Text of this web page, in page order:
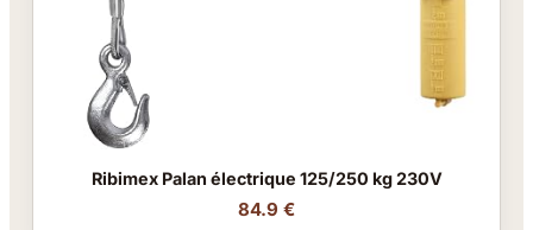
Ribimex Palan électrique 125/250 kg 230V
84.9 €